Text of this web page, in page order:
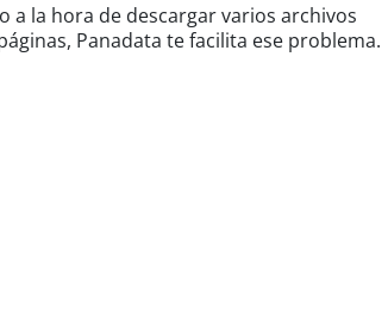
a la hora de descargar varios archivos
Panadata te facilita ese problema.